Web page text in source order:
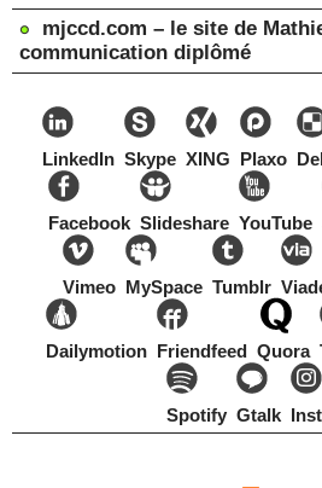
mjccd.com – le site de
communication diplômé
LinkedIn Skype XING Plaxo
Facebook Slideshare YouTube
Vimeo MySpace Tumblr
Dailymotion Friendfeed Quora
Spotify Gtalk